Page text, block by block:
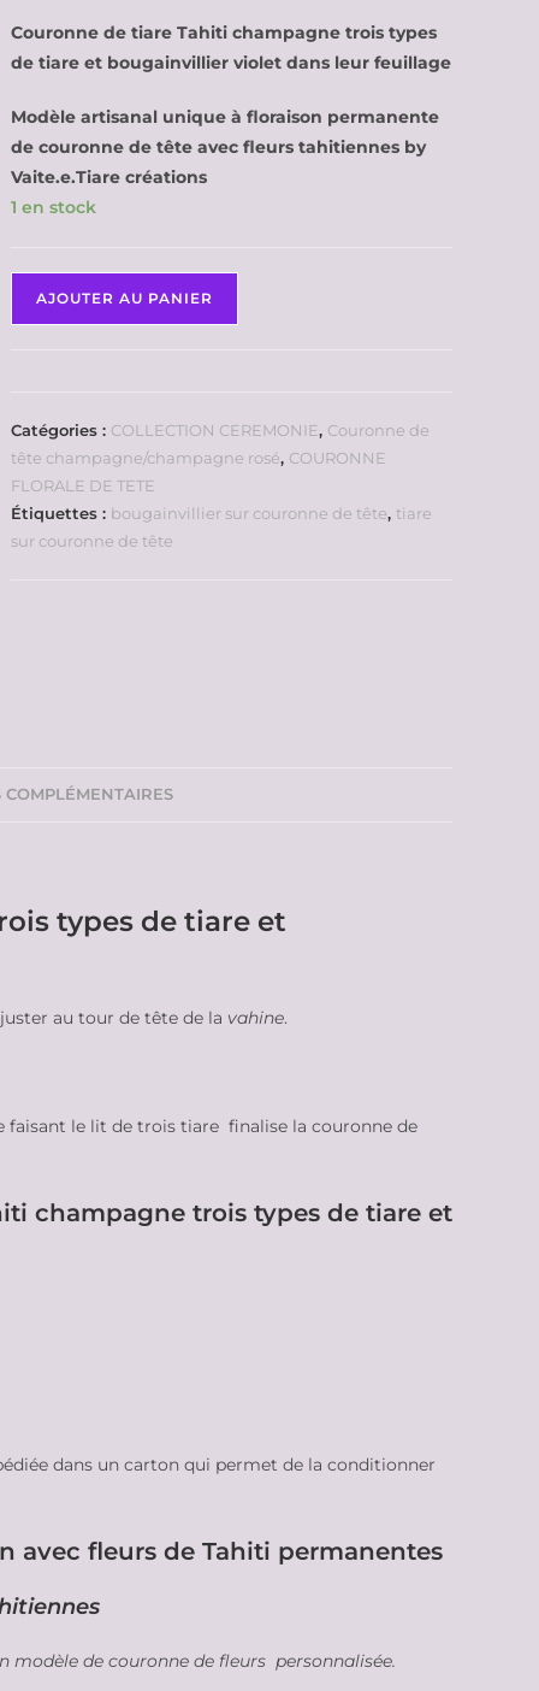
Couronne de tiare Tahiti champagne trois types
de tiare et bougainvillier violet dans leur feuillage
Modèle artisanal unique à floraison permanente
de couronne de tête avec fleurs tahitiennes by
Vaite.e.Tiare créations
1 en stock
AJOUTER AU PANIER
Catégories : COLLECTION CEREMONIE, Couronne de
tête champagne/champagne rosé, COURONNE
FLORALE DE TETE
Étiquettes : bougainvillier sur couronne de tête,tiare
sur couronne de tête
types de tiare et
au tour de tête de la vahine.
le lit de trois tiare finalise la couronne de
champagne trois types de tiare et
dans un carton qui permet de la conditionner
avec fleurs de Tahiti permanentes
de couronne de fleurs personnalisée.